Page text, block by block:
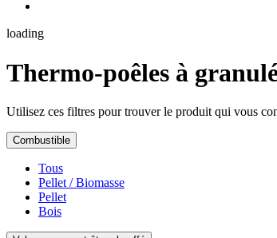
loading
Thermo-poêles à
Utilisez ces filtres pour trouver le produit qui vous
Combustible
Tous
Pellet / Biomasse
Pellet
Bois